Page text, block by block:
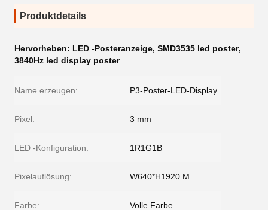
Produktdetails
Hervorheben: LED -Posteranzeige, SMD3535 led poster,
3840Hz led display poster
Name erzeugen: P3-Poster-LED-Display
Pixel: 3 mm
LED -Konfiguration: 1R1G1B
Pixelauflösung: W640*H1920 M
Farbe: Volle Farbe